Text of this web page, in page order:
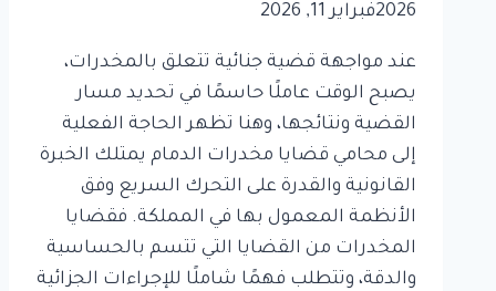
2026فبراير 11, 2026
عند مواجهة قضية جنائية تتعلق بالمخدرات،
يصبح الوقت عاملًا حاسمًا في تحديد مسار
القضية ونتائجها، وهنا تظهر الحاجة الفعلية
إلى محامي قضايا مخدرات الدمام يمتلك الخبرة
القانونية والقدرة على التحرك السريع وفق
الأنظمة المعمول بها في المملكة. فقضايا
المخدرات من القضايا التي تتسم بالحساسية
والدقة، وتتطلب فهمًا شاملًا للإجراءات الجزائية